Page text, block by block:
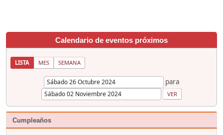
Calendario de eventos próximos
LISTA MES SEMANA
para
Cumpleaños